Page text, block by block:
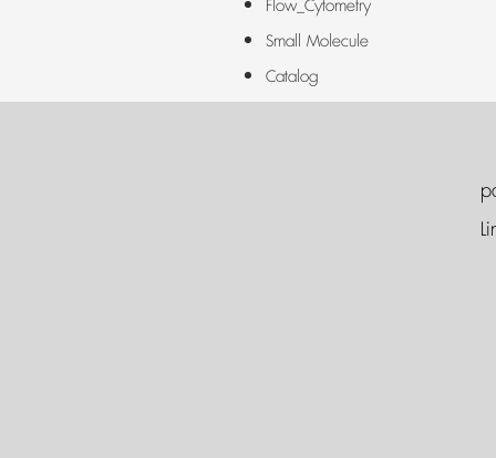
Flow_Cytometry
Small Molecule
Catalog